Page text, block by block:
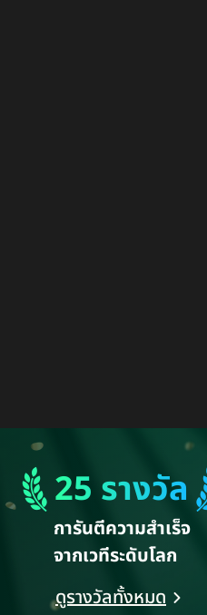
25 รางวัล
การันตีความสำเร็จ
จากเวทีระดับโลก
ดูรางวัลทั้งหมด